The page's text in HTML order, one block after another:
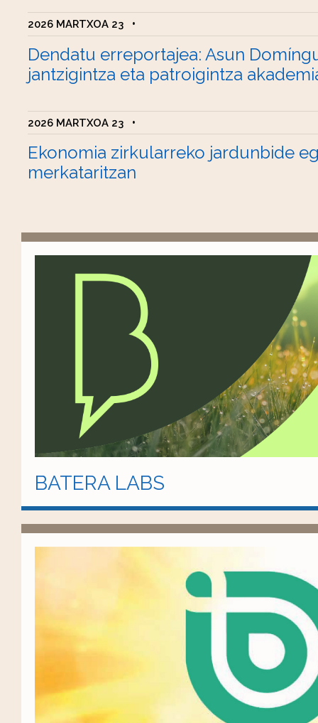
2026 MARTXOA 23 •
Dendatu erreportajea: Asun
jantzigintza eta patroigintza
2026 MARTXOA 23 •
Ekonomia zirkularreko jardunbide
merkataritzan
BATERA LABS